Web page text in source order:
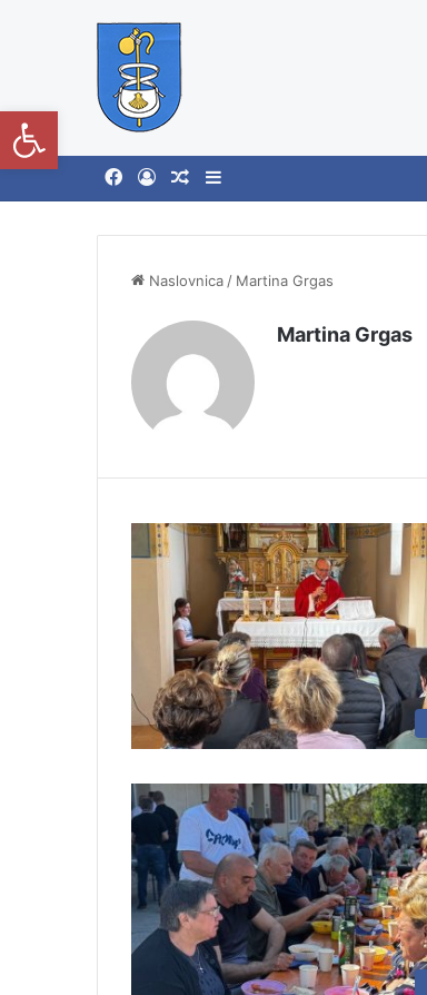
Naslovnica / Martina Grgas
Martina Grgas
Open toolbar